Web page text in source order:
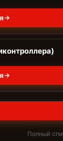
Полный